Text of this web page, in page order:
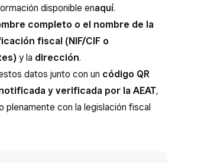
disponible enaquí.
completo o el nombre de la
fiscal (NIF/CIF o
y la dirección.
datos junto con un código QR
y verificada por la AEAT,
plenamente con la legislación fiscal